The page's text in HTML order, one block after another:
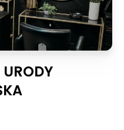
URODY